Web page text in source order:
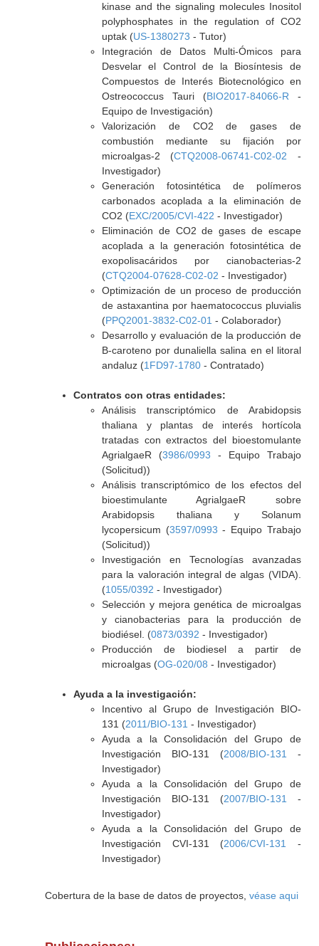
kinase and the signaling molecules Inositol
polyphosphates in the regulation of CO2
uptak (US-1380273 - Tutor)
Integración de Datos Multi-Ómicos para
Desvelar el Control de la Biosíntesis de
Compuestos de Interés Biotecnológico en
Ostreococcus Tauri (BIO2017-84066-R -
Equipo de Investigación)
Valorización de CO2 de gases de
combustión mediante su fijación por
microalgas-2 (CTQ2008-06741-C02-02 -
Investigador)
Generación fotosintética de polímeros
carbonados acoplada a la eliminación de
CO2 (EXC/2005/CVI-422 - Investigador)
Eliminación de CO2 de gases de escape
acoplada a la generación fotosintética de
exopolisacáridos por cianobacterias-2
(CTQ2004-07628-C02-02 - Investigador)
Optimización de un proceso de producción
de astaxantina por haematococcus pluvialis
(PPQ2001-3832-C02-01 - Colaborador)
Desarrollo y evaluación de la producción de
B-caroteno por dunaliella salina en el litoral
andaluz (1FD97-1780- Contratado)
Contratos con otras entidades:
Análisis transcriptómico de Arabidopsis
thaliana y plantas de interés hortícola
tratadas con extractos del bioestomulante
AgrialgaeR (3986/0993 - Equipo Trabajo
(Solicitud))
Análisis transcriptómico de los efectos del
bioestimulante AgrialgaeR sobre
Arabidopsis thaliana y Solanum
lycopersicum (3597/0993 - Equipo Trabajo
(Solicitud))
Investigación en Tecnologías avanzadas
para la valoración integral de algas (VIDA).
(1055/0392 - Investigador)
Selección y mejora genética de microalgas
y cianobacterias para la producción de
biodiésel. (0873/0392 - Investigador)
Producción de biodiesel a partir de
microalgas (OG-020/08 - Investigador)
Ayuda a la investigación:
Incentivo al Grupo de Investigación BIO-
131 (2011/BIO-131 - Investigador)
Ayuda a la Consolidación del Grupo de
Investigación BIO-131 (2008/BIO-131
-
Investigador)
Ayuda a la Consolidación del Grupo de
Investigación BIO-131 (2007/BIO-131
-
Investigador)
Ayuda a la Consolidación del Grupo de
Investigación CVI-131 (2006/CVI-131
-
Investigador)
Cobertura de la base de datos de proyectos, véase aqui